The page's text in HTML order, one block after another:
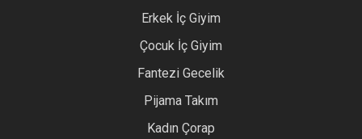
Erkek İç Giyim
Çocuk İç Giyim
Fantezi Gecelik
Pijama Takım
Kadın Çorap